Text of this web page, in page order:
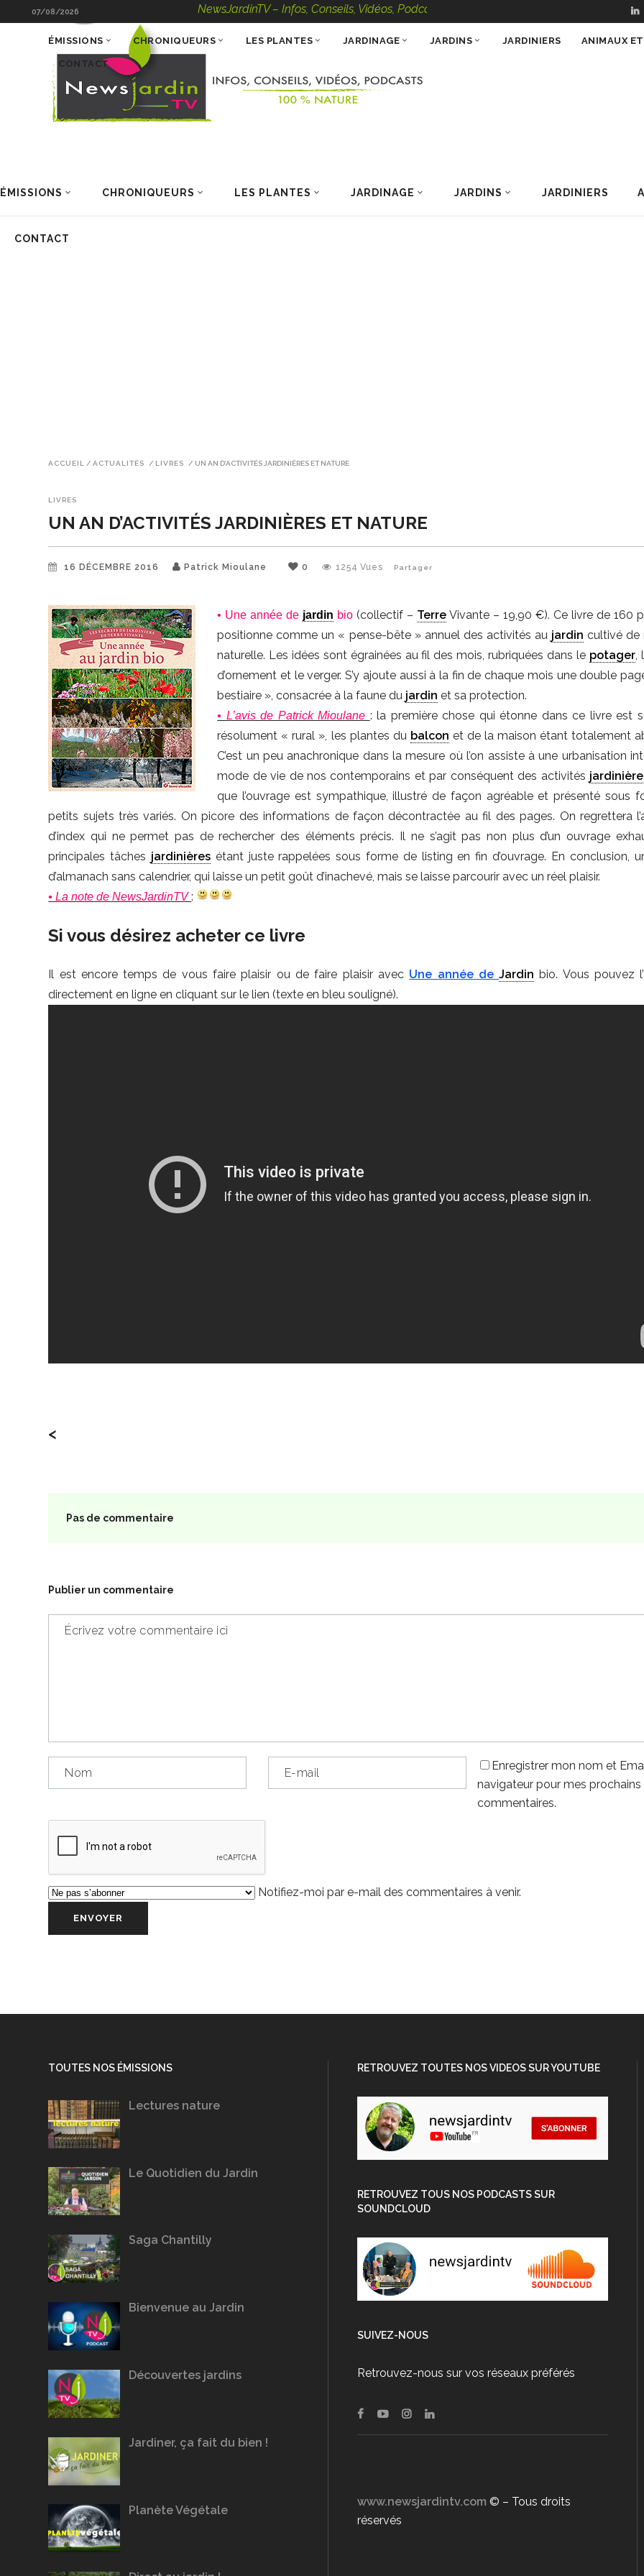
07/08/2026 NewsJardinTV – Infos, Conseils, Vidéos, Podcasts – 100 % Nature
ÉMISSIONS CHRONIQUEURS LES PLANTES JARDINAGE JARDINS JARDINIERS
CONTACT
ÉMISSIONS CHRONIQUEURS LES PLANTES JARDINAGE JARDINS JARDINIERS ANIMAUX
CONTACT
ACCUEIL / ACTUALITÉS / LIVRES / UN AN D’ACTIVITÉS JARDINIÈRES ET NATURE
LIVRES
UN AN D’ACTIVITÉS JARDINIÈRES ET NATURE
16 DÉCEMBRE 2016 Patrick Mioulane 0 1254 Vues Partager
• Une année de jardin bio(collectif – Terre Vivante – 19,90 €). Ce livre de 160
positionne comme un « pense-bête » annuel des activités au jardin cultivé de
naturelle. Les idées sont égrainées au fil des mois, rubriquées dans le potager,
d’ornement et le verger. S’y ajoute aussi à la fin de chaque mois une double
bestiaire », consacrée à la faune du jardin et sa protection.
• L’avis de Patrick Mioulane : la première chose qui étonne dans ce livre est
résolument « rural », les plantes du balcon et de la maison étant totalement
C’est un peu anachronique dans la mesure où l’on assiste à une urbanisation
mode de vie de nos contemporains et par conséquent des activités
que l’ouvrage est sympathique, illustré de façon agréable et présenté sous
petits sujets très variés. On picore des informations de façon décontractée au fil des pages. On regrettera
d’index qui ne permet pas de rechercher des éléments précis. Il ne s’agit pas non plus d’un ouvrage
principales tâches jardinièresétant juste rappelées sous forme de listing en fin d’ouvrage. En conclusion,
d’almanach sans calendrier, qui laisse un petit goût d’inachevé, mais se laisse parcourir avec un réel plaisir.
• La note de NewsJardinTV:
Si vous désirez acheter ce livre
Il est encore temps de vous faire plaisir ou de faire plaisir avec Une année deJardin bio. Vous pouvez
directement en ligne en cliquant sur le lien (texte en bleu souligné).
<
Pas de commentaire
Publier un commentaire
Enregistrer mon nom et
navigateur pour mes prochains
commentaires.
Notifiez-moi par e-mail des commentaires à venir.
TOUTES NOS ÉMISSIONS
Lectures nature
Le Quotidien du Jardin
Saga Chantilly
Bienvenue au Jardin
Découvertes jardins
Jardiner, ça fait du bien !
Planète Végétale
RETROUVEZ TOUTES NOS VIDEOS SUR YOUTUBE
RETROUVEZ TOUS NOS PODCASTS SUR
SOUNDCLOUD
SUIVEZ-NOUS
Retrouvez-nous sur vos réseaux préférés
www.newsjardintv.com © – Tous droits
réservés